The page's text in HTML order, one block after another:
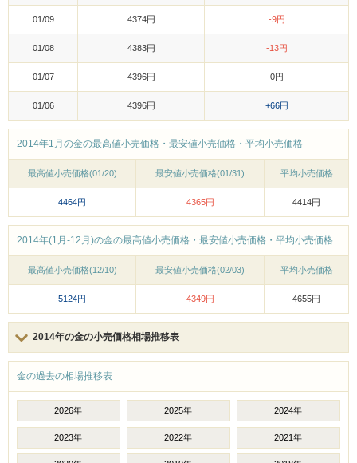
01/09 4374円 -9円
01/08 4383円 -13円
01/07 4396円 0円
01/06 4396円 +66円
2014年1月の金の最高値小売価格・最安値小売価格・平均小売価格
最高値小売価格(01/20) 最安値小売価格(01/31) 平均小売価格
4464円 4365円 4414円
2014年(1月-12月)の金の最高値小売価格・最安値小売価格・平均小売価格
最高値小売価格(12/10) 最安値小売価格(02/03) 平均小売価格
5124円 4349円 4655円
2014年の金の小売価格相場推移表
金の過去の相場推移表
2026年 2025年 2024年
2023年 2022年 2021年